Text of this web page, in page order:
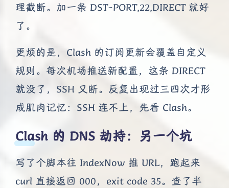
理截断。加一条 DST-PORT,22,DIRECT 就好
了。
更烦的是，Clash 的订阅更新会覆盖自定义
规则。每次机场推送新配置，这条 DIRECT
就没了，SSH 又断。反复出现过三四次才形
成肌肉记忆：SSH 连不上，先看 Clash。
Clash 的 DNS 劫持：另一个坑
写了个脚本往 IndexNow 推 URL，跑起来
curl 直接返回 000，exit code 35。查了半